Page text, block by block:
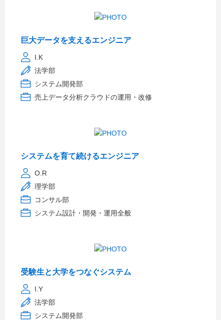
巨大データを支えるエンジニア
I.K
法学部
システム開発部
売上データ分析クラウドの運用・改修
システムを育て続けるエンジニア
O.R
理学部
コンサル部
システム設計・開発・運用全般
受験生と大学をつなぐシステム
I.Y
法学部
システム開発部